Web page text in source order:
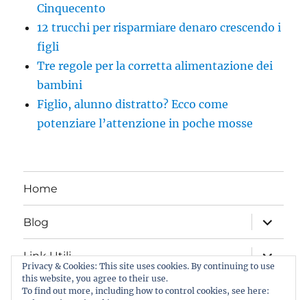
Cinquecento
12 trucchi per risparmiare denaro crescendo i
figli
Tre regole per la corretta alimentazione dei
bambini
Figlio, alunno distratto? Ecco come
potenziare l’attenzione in poche mosse
Home
Blog
apri
i
menu
child
Link Utili
apri
i
menu
Iscriviti al Blog
Privacy & Cookies: This site uses cookies. By continuing to use
this website, you agree to their use.
To find out more, including how to control cookies, see here: